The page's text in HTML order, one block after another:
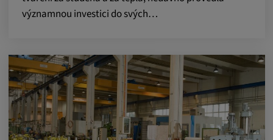
významnou investici do svých…